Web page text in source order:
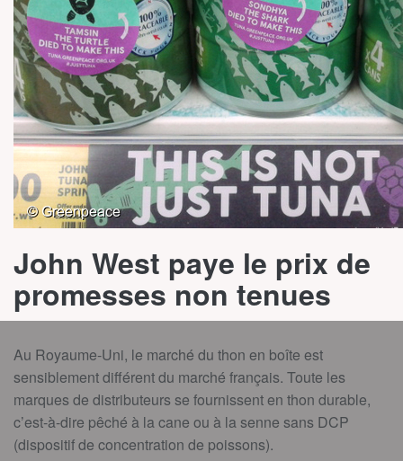
John West paye le prix de
promesses non tenues
Au Royaume-Uni, le marché du thon en boîte est
sensiblement différent du marché français. Toute les
marques de distributeurs se fournissent en thon durable,
c’est-à-dire pêché à la cane ou à la senne sans DCP
(dispositif de concentration de poissons).